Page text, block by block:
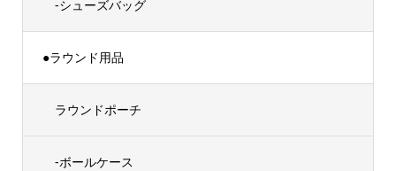
-シューズバッグ
●ラウンド用品
ラウンドポーチ
-ボールケース